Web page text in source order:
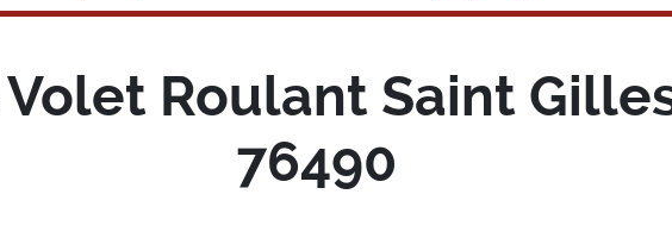
Roulant Saint
76490